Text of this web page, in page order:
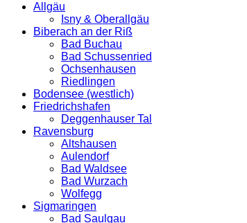
Allgäu
Isny & Oberallgäu
Biberach an der Riß
Bad Buchau
Bad Schussenried
Ochsenhausen
Riedlingen
Bodensee (westlich)
Friedrichshafen
Deggenhauser Tal
Ravensburg
Altshausen
Aulendorf
Bad Waldsee
Bad Wurzach
Wolfegg
Sigmaringen
Bad Saulgau